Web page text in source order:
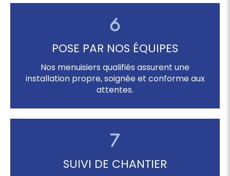
POSE PAR NOS ÉQUIPES
Nos menuisiers qualifiés assurent une
installation propre, soignée et conforme aux
attentes.
SUIVI DE CHANTIER